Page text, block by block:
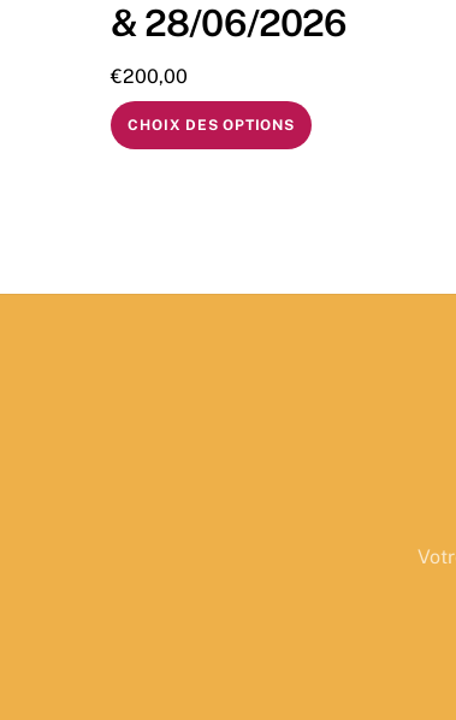
& 28/06/2026
€200,00
CHOIX DES OPTIONS